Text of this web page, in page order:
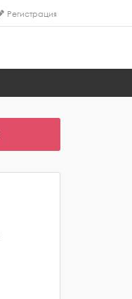
Регистрация